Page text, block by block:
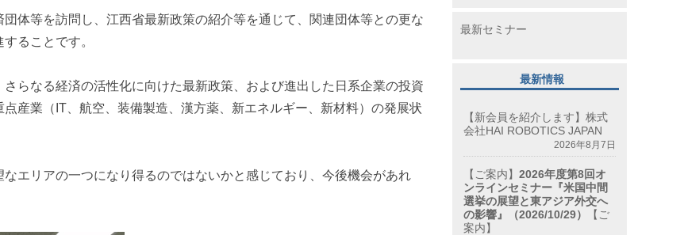
体等を訪問し、江西省最新政策の紹介等を通じて、関連団体等との更な
ることです。
らなる経済の活性化に向けた最新政策、および進出した日系企業の投資
点産業（ IT 、航空、装備製造、漢方薬、新エネルギー、新材料）の発展状
エリアの一つになり得るのではないかと感じており、今後機会があれ
最新セミナー
最新情報
【新会員を紹介します】株式
会社HAI ROBOTICS JAPAN
2026年8月7日
【ご案内】2026年度第8回オ
ンラインセミナー『米国中間
選挙の展望と東アジア外交へ
の影響』（2026/10/29）
【ご
案内】